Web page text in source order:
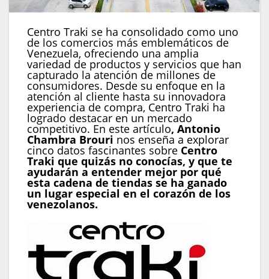
Centro Traki se ha consolidado como uno
de los comercios más emblemáticos de
Venezuela, ofreciendo una amplia
variedad de productos y servicios que han
capturado la atención de millones de
consumidores. Desde su enfoque en la
atención al cliente hasta su innovadora
experiencia de compra, Centro Traki ha
logrado destacar en un mercado
competitivo. En este artículo, Antonio
Chambra Brouri nos enseña a explorar
cinco datos fascinantes sobre Centro
Traki que quizás no conocías, y que te
ayudarán a entender mejor por qué
esta cadena de tiendas se ha ganado
un lugar especial en el corazón de los
venezolanos.